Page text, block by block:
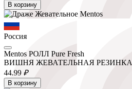
В корзину
Россия
Mentos РОЛЛ Pure Fresh
ВИШНЯ ЖЕВАТЕЛЬНАЯ РЕЗИНКА
44.99 ₽
В корзину